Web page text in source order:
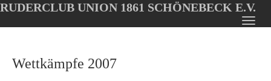
Oops, an error occurred! Code: 202608071012097dd358d1
main
RUDERCLUB UNION 1861 SCHÖNEBECK E.V.
Wettkämpfe 2007